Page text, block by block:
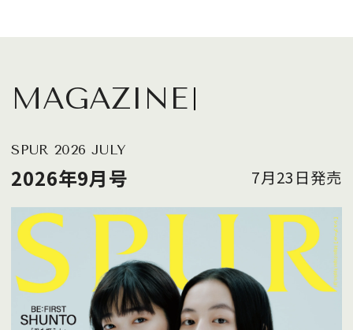
MAGAZINE
SPUR 2026 JULY
2026年9月号 7月23日発売